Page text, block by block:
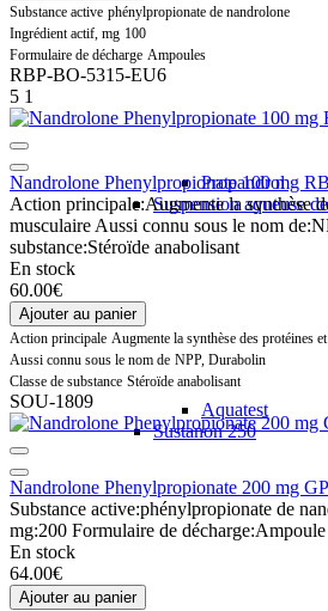
Propandrol
Suspension aqueuse
Aquatest
Sustanon 250
Substance active phénylpropionate de nandrolone
Ingrédient actif, mg 100
Formulaire de décharge Ampoules
RBP-BO-5315-EU6
5 1
Nandrolone Phenylpropionate 100 mg
Action principale:Augmente la synthèse
musculaire Aussi connu sous le nom de:
substance:Stéroïde anabolisant
En stock
60.00€
Ajouter au panier
Action principale Augmente la synthèse des protéines
Aussi connu sous le nom de NPP, Durabolin
Classe de substance Stéroïde anabolisant
SOU-1809
Nandrolone Phenylpropionate 200 mg
Substance active:phénylpropionate de
mg:200 Formulaire de décharge:Ampoule
En stock
64.00€
Ajouter au panier